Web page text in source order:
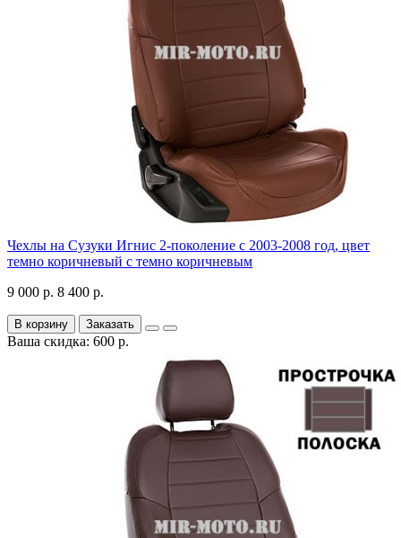
Чехлы на Сузуки Игнис 2-поколение с 2003-2008 год, цвет
темно коричневый с темно коричневым
9 000 р. 8 400 р.
В корзину Заказать
Ваша скидка: 600 р.